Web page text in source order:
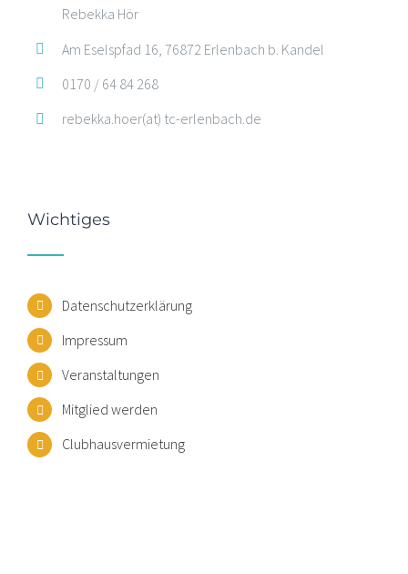
Rebekka Hör
Am Eselspfad 16, 76872 Erlenbach b. Kandel
0170 / 64 84 268
rebekka.hoer(at) tc-erlenbach.de
Wichtiges
Datenschutzerklärung
Impressum
Veranstaltungen
Mitglied werden
Clubhausvermietung